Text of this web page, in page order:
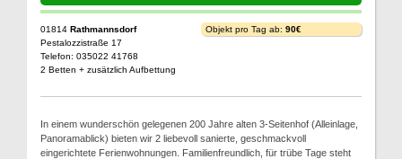
01814 Rathmannsdorf
Pestalozzistraße 17
Telefon: 035022 41768
2 Betten + zusätzlich Aufbettung
Objekt pro Tag ab: 90€
In einem wunderschön gelegenen 200 Jahre alten 3-Seitenhof (Alleinlage,
Panoramablick) bieten wir 2 liebevoll sanierte, geschmackvoll
eingerichtete Ferienwohnungen. Familienfreundlich, für trübe Tage steht